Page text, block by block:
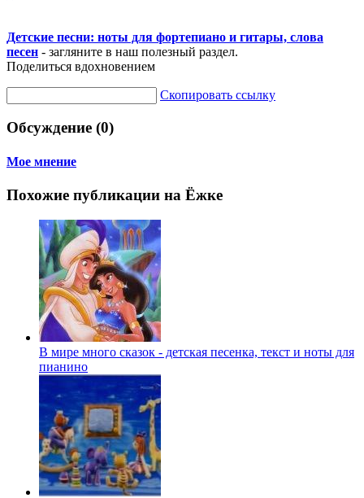
Детские песни: ноты для фортепиано и гитары, слова
песен - загляните в наш полезный раздел.
Поделиться вдохновением
Скопировать ссылку
Обсуждение (0)
Мое мнение
Похожие публикации на Ёжке
В мире много сказок - детская песенка, текст и ноты для
пианино